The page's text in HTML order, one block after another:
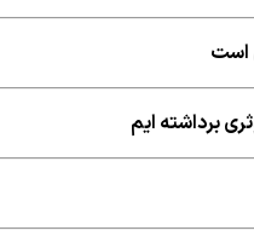
است
برداشته ایم